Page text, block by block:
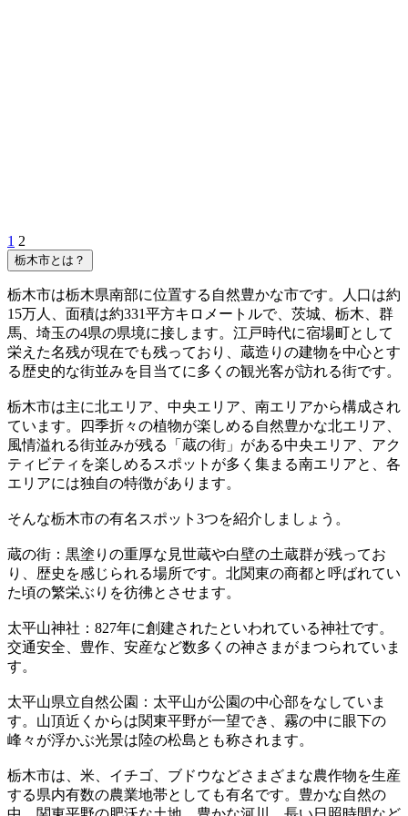
1 2
栃木市とは？
栃木市は栃木県南部に位置する自然豊かな市です。人口は約
15万人、面積は約331平方キロメートルで、茨城、栃木、群
馬、埼玉の4県の県境に接します。江戸時代に宿場町として
栄えた名残が現在でも残っており、蔵造りの建物を中心とす
る歴史的な街並みを目当てに多くの観光客が訪れる街です。
栃木市は主に北エリア、中央エリア、南エリアから構成され
ています。四季折々の植物が楽しめる自然豊かな北エリア、
風情溢れる街並みが残る「蔵の街」がある中央エリア、アク
ティビティを楽しめるスポットが多く集まる南エリアと、各
エリアには独自の特徴があります。
そんな栃木市の有名スポット3つを紹介しましょう。
蔵の街：黒塗りの重厚な見世蔵や白壁の土蔵群が残ってお
り、歴史を感じられる場所です。北関東の商都と呼ばれてい
た頃の繁栄ぶりを彷彿とさせます。
太平山神社：827年に創建されたといわれている神社です。
交通安全、豊作、安産など数多くの神さまがまつられていま
す。
太平山県立自然公園：太平山が公園の中心部をなしていま
す。山頂近くからは関東平野が一望でき、霧の中に眼下の
峰々が浮かぶ光景は陸の松島とも称されます。
栃木市は、米、イチゴ、ブドウなどさまざまな農作物を生産
する県内有数の農業地帯としても有名です。豊かな自然の